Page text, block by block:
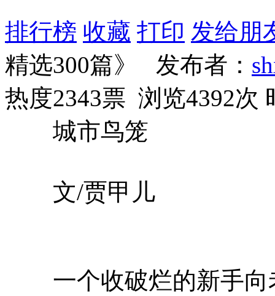
排行榜 收藏 打印 发给朋
精选300篇》 发布者：
热度2343票 浏览4392次
城市鸟笼
文/贾甲儿
一个收破烂的新手向